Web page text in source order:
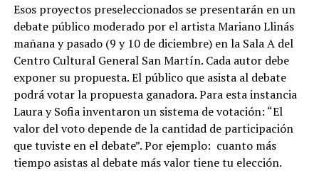
Esos proyectos preseleccionados se presentarán en un
debate público moderado por el artista Mariano Llinás
mañana y pasado (9 y 10 de diciembre) en la Sala A del
Centro Cultural General San Martín. Cada autor debe
exponer su propuesta. El público que asista al debate
podrá votar la propuesta ganadora. Para esta instancia
Laura y Sofia inventaron un sistema de votación: “El
valor del voto depende de la cantidad de participación
que tuviste en el debate”. Por ejemplo: cuanto más
tiempo asistas al debate más valor tiene tu elección.